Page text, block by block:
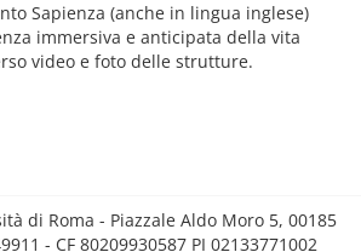
Sapienza (anche in lingua inglese)
immersiva e anticipata della vita
video e foto delle strutture.
di Roma - Piazzale Aldo Moro 5, 00185
- CF 80209930587 PI 02133771002